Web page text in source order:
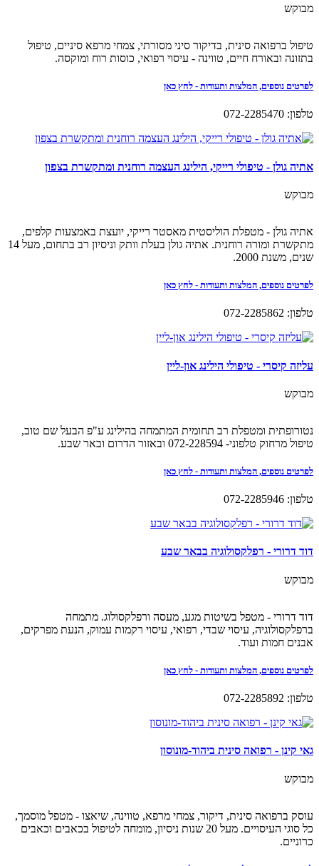
מבוקש
טיפול ברפואה סינית, בדיקור סיני מסורתי, צמחי מרפא סיניים, טיפול
בתזונה ובאורח חיים, טווינה - עיסוי רפואי, כוסות רוח ומוקסה.
לפרטים נוספים, המלצות ותעודות - לחץ כאן
טלפון: 072-2285470
אתיה גולן - טיפולי רייקי, הילינג העצמה רוחנית ומתקשרת בצפון
מבוקש
אתיה גולן - מטפלת הוליסטית מאסטר רייקי, יועצת באמצעות קלפים,
מתקשרת ומורה רוחנית. אתיה גולן בעלת וותק וניסיון רב בתחום, מעל 14
שנים, משנת 2000.
לפרטים נוספים, המלצות ותעודות - לחץ כאן
טלפון: 072-2285862
עליזה קיסרי - טיפולי הילינג און-ליין
מבוקש
נטורופתית ומטפלת רב תחומית המתמחה בהילינג ע"פ הבעל שם טוב,
טיפול מרחוק טלפוני- 072-228594 ובאזור הדרום ובאר שבע.
לפרטים נוספים, המלצות ותעודות - לחץ כאן
טלפון: 072-2285946
דוד דרורי - רפלקסולוגיה בבאר שבע
מבוקש
דוד דרורי - מטפל בשיטות מגע, מעסה ורפלקסולוג. מתמחה
ברפלקסולוגיה, עיסוי שבדי, רפואי, עיסוי רקמות עמוק, הנעת מפרקים,
אבנים חמות ועוד.
לפרטים נוספים, המלצות ותעודות - לחץ כאן
טלפון: 072-2285892
גאי קינן - רפואה סינית ביהוד-מונוסון
מבוקש
עוסק ברפואה סינית, דיקור, צמחי מרפא, טווינה, שיאצו - מטפל מוסמך,
כל סוגי העיסויים. מעל 20 שנות ניסיון, מומחה לטיפול בכאבים וכאבים
כרוניים.